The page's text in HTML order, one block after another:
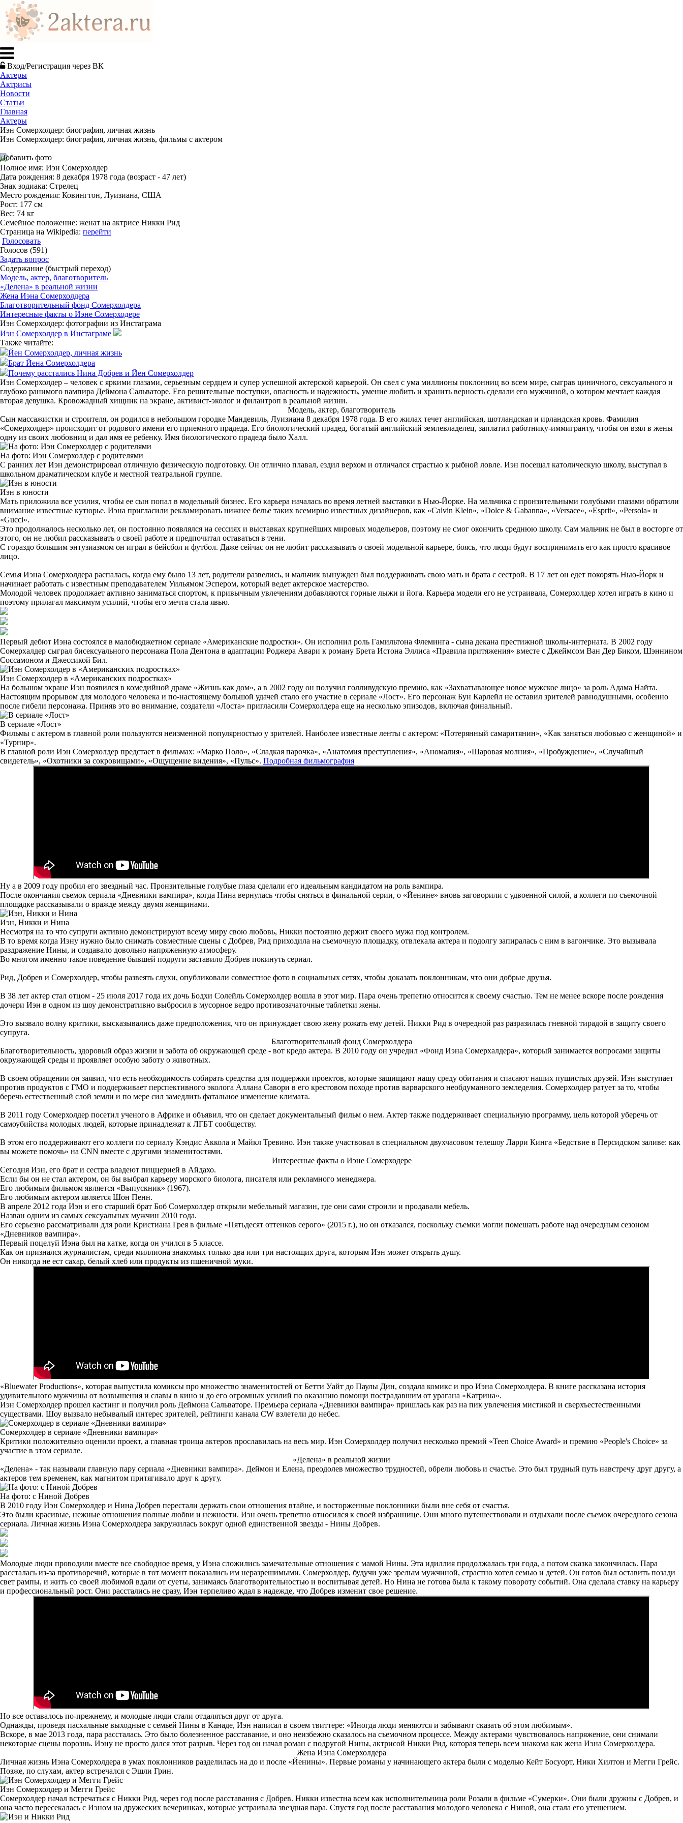
Вход/Регистрация через ВК
Актеры
Актрисы
Новости
Статьи
Главная
Актеры
Иэн Сомерхолдер: биография, личная жизнь
Иэн Сомерхолдер: биография, личная жизнь, фильмы с актером
Добавить фото
Полное имя: Иэн Сомерхолдер
Дата рождения: 8 декабря 1978 года (возраст - 47 лет)
Знак зодиака: Стрелец
Место рождения: Ковингтон, Луизиана, США
Рост: 177 см
Вес: 74 кг
Семейное положение: женат на актрисе Никки Рид
Страница на Wikipedia: перейти
Голосовать
Голосов (591)
Задать вопрос
Содержание (быстрый переход)
Модель, актер, благотворитель
«Делена» в реальной жизни
Жена Иэна Сомерхолдера
Благотворительный фонд Сомерхолдера
Интересные факты о Иэне Сомерходере
Иэн Сомерхолдер: фотографии из Инстaграма
Иэн Сомерхолдер в Инстаграме
Также читайте:
Йен Сомерхолдер, личная жизнь
Брат Йена Сомерхолдера
Почему расстались Нина Добрев и Йен Сомерхолдер
Иэн Сомерхолдер – человек с яркими глазами, серьезным сердцем и супер успешной актерской карьерой. Он свел с ума миллионы поклонниц во всем мире, сыграв циничного, сексуального и
глубоко ранимого вампира Деймона Сальваторе. Его решительные поступки, опасность и надежность, умение любить и хранить верность сделали его мужчиной, о котором мечтает каждая
вторая девушка. Кровожадный хищник на экране, активист-эколог и филантроп в реальной жизни.
Модель, актер, благотворитель
Сын массажистки и строителя, он родился в небольшом городке Мандевиль, Луизиана 8 декабря 1978 года. В его жилах течет английская, шотландская и ирландская кровь. Фамилия
«Сомерхолдер» происходит от родового имени его приемного прадеда. Его биологический прадед, богатый английский землевладелец, заплатил работнику-иммигранту, чтобы он взял в жены
одну из своих любовниц и дал имя ее ребенку. Имя биологического прадеда было Халл.
На фото: Иэн Сомерхолдер с родителями
С ранних лет Иэн демонстрировал отличную физическую подготовку. Он отлично плавал, ездил верхом и отличался страстью к рыбной ловле. Иэн посещал католическую школу, выступал в
школьном драматическом клубе и местной театральной группе.
Иэн в юности
Мать приложила все усилия, чтобы ее сын попал в модельный бизнес. Его карьера началась во время летней выставки в Нью-Йорке. На мальчика с пронзительными голубыми глазами обратили
внимание известные кутюрье. Иэна пригласили рекламировать нижнее белье таких всемирно известных дизайнеров, как «Calvin Klein», «Dolce & Gabanna», «Versace», «Esprit», «Persola» и
«Gucci».
Это продолжалось несколько лет, он постоянно появлялся на сессиях и выставках крупнейших мировых модельеров, поэтому не смог окончить среднюю школу. Сам мальчик не был в восторге от
этого, он не любил рассказывать о своей работе и предпочитал оставаться в тени.
С гораздо большим энтузиазмом он играл в бейсбол и футбол. Даже сейчас он не любит рассказывать о своей модельной карьере, боясь, что люди будут воспринимать его как просто красивое
лицо.
Семья Иэна Сомерхолдера распалась, когда ему было 13 лет, родители развелись, и мальчик вынужден был поддерживать свою мать и брата с сестрой. В 17 лет он едет покорять Нью-Йорк и
начинает работать с известным преподавателем Уильямом Эспером, который ведет актерское мастерство.
Молодой человек продолжает активно заниматься спортом, к привычным увлечениям добавляются горные лыжи и йога. Карьера модели его не устраивала, Сомерхолдер хотел играть в кино и
поэтому прилагал максимум усилий, чтобы его мечта стала явью.
Первый дебют Иэна состоялся в малобюджетном сериале «Американские подростки». Он исполнил роль Гамильтона Флеминга - сына декана престижной школы-интерната. В 2002 году
Сомерхалдер сыграл бисексуального персонажа Пола Дентона в адаптации Роджера Авари к роману Брета Истона Эллиса «Правила притяжения» вместе с Джеймсом Ван Дер Биком, Шэннином
Соссамоном и Джессикой Бил.
Иэн Сомерхолдер в «Американских подростках»
На большом экране Иэн появился в комедийной драме «Жизнь как дом», а в 2002 году он получил голливудскую премию, как «Захватывающее новое мужское лицо» за роль Адама Найта.
Настоящим прорывом для молодого человека и по-настоящему большой удачей стало его участие в сериале «Лост». Его персонаж Бун Карлейл не оставил зрителей равнодушными, особенно
после гибели персонажа. Приняв это во внимание, создатели «Лоста» пригласили Сомерхолдера еще на несколько эпизодов, включая финальный.
В сериале «Лост»
Фильмы с актером в главной роли пользуются неизменной популярностью у зрителей. Наиболее известные ленты с актером: «Потерянный самаритянин», «Как заняться любовью с женщиной» и
«Турнир».
В главной роли Иэн Сомерхолдер предстает в фильмах: «Марко Поло», «Сладкая парочка», «Анатомия преступления», «Аномалия», «Шаровая молния», «Пробуждение», «Случайный
свидетель», «Охотники за сокровищами», «Ощущение видения», «Пульс». Подробная фильмография
Ну а в 2009 году пробил его звездный час. Пронзительные голубые глаза сделали его идеальным кандидатом на роль вампира.
После окончания съемок сериала «Дневники вампира», когда Нина вернулась чтобы сняться в финальной серии, о «Йенине» вновь заговорили с удвоенной силой, а коллеги по съемочной
площадке рассказывали о вражде между двумя женщинами.
Иэн, Никки и Нина
Несмотря на то что супруги активно демонстрируют всему миру свою любовь, Никки постоянно держит своего мужа под контролем.
В то время когда Иэну нужно было снимать совместные сцены с Добрев, Рид приходила на съемочную площадку, отвлекала актера и подолгу запиралась с ним в вагончике. Это вызывала
раздражение Нины, и создавало довольно напряженную атмосферу.
Во многом именно такое поведение бывшей подруги заставило Добрев покинуть сериал.
Рид, Добрев и Сомерхолдер, чтобы развеять слухи, опубликовали совместное фото в социальных сетях, чтобы доказать поклонникам, что они добрые друзья.
В 38 лет актер стал отцом - 25 июля 2017 года их дочь Бодхи Солейль Сомерхолдер вошла в этот мир. Пара очень трепетно относится к своему счастью. Тем не менее вскоре после рождения
дочери Иэн в одном из шоу демонстративно выбросил в мусорное ведро противозачаточные таблетки жены.
Это вызвало волну критики, высказывались даже предположения, что он принуждает свою жену рожать ему детей. Никки Рид в очередной раз разразилась гневной тирадой в защиту своего
супруга.
Благотворительный фонд Сомерхолдера
Благотворительность, здоровый образ жизни и забота об окружающей среде - вот кредо актера. В 2010 году он учредил «Фонд Иэна Сомерхалдера», который занимается вопросами защиты
окружающей среды и проявляет особую заботу о животных.
В своем обращении он заявил, что есть необходимость собирать средства для поддержки проектов, которые защищают нашу среду обитания и спасают наших пушистых друзей. Иэн выступает
против продуктов с ГМО и поддерживает перспективного эколога Аллана Савори в его крестовом походе против варварского необдуманного земледелия. Сомерхолдер ратует за то, чтобы
беречь естественный слой земли и по мере сил замедлить фатальное изменение климата.
В 2011 году Сомерхолдер посетил ученого в Африке и объявил, что он сделает документальный фильм о нем. Актер также поддерживает специальную программу, цель которой уберечь от
самоубийства молодых людей, которые принадлежат к ЛГБТ сообществу.
В этом его поддерживают его коллеги по сериалу Кэндис Аккола и Майкл Тревино. Иэн также участвовал в специальном двухчасовом телешоу Ларри Кинга «Бедствие в Персидском заливе: как
вы можете помочь» на CNN вместе с другими знаменитостями.
Интересные факты о Иэне Сомерходере
Сегодня Иэн, его брат и сестра владеют пиццерией в Айдахо.
Если бы он не стал актером, он бы выбрал карьеру морского биолога, писателя или рекламного менеджера.
Его любимым фильмом является «Выпускник» (1967).
Его любимым актером является Шон Пенн.
В апреле 2012 года Иэн и его старший брат Боб Сомерхолдер открыли мебельный магазин, где они сами строили и продавали мебель.
Назван одним из самых сексуальных мужчин 2010 года.
Его серьезно рассматривали для роли Кристиана Грея в фильме «Пятьдесят оттенков серого» (2015 г.), но он отказался, поскольку съемки могли помешать работе над очередным сезоном
«Дневников вампира».
Первый поцелуй Иэна был на катке, когда он учился в 5 классе.
Как он признался журналистам, среди миллиона знакомых только два или три настоящих друга, которым Иэн может открыть душу.
Он никогда не ест сахар, белый хлеб или продукты из пшеничной муки.
«Bluewater Productions», которая выпустила комиксы про множество знаменитостей от Бетти Уайт до Паулы Дин, создала комикс и про Иэна Сомерхолдера. В книге рассказана история
удивительного мужчины от возвышения и славы в кино и до его огромных усилий по оказанию помощи пострадавшим от урагана «Катрина».
Иэн Сомерхолдер прошел кастинг и получил роль Деймона Сальваторе. Премьера сериала «Дневники вампира» пришлась как раз на пик увлечения мистикой и сверхъестественными
существами. Шоу вызвало небывалый интерес зрителей, рейтинги канала CW взлетели до небес.
Сомерхолдер в сериале «Дневники вампира»
Критики положительно оценили проект, а главная троица актеров прославилась на весь мир. Иэн Сомерхолдер получил несколько премий «Teen Choice Award» и премию «People's Choice» за
участие в этом сериале.
«Делена» в реальной жизни
«Делена» - так называли главную пару сериала «Дневники вампира». Деймон и Елена, преодолев множество трудностей, обрели любовь и счастье. Это был трудный путь навстречу друг другу, а
актеров тем временем, как магнитом притягивало друг к другу.
На фото: с Ниной Добрев
В 2010 году Иэн Сомерхолдер и Нина Добрев перестали держать свои отношения втайне, и восторженные поклонники были вне себя от счастья.
Это были красивые, нежные отношения полные любви и нежности. Иэн очень трепетно относился к своей избраннице. Они много путешествовали и отдыхали после съемок очередного сезона
сериала. Личная жизнь Иэна Сомерхолдера закружилась вокруг одной единственной звезды - Нины Добрев.
Молодые люди проводили вместе все свободное время, у Иэна сложились замечательные отношения с мамой Нины. Эта идиллия продолжалась три года, а потом сказка закончилась. Пара
рассталась из-за противоречий, которые в тот момент показались им неразрешимыми. Сомерхолдер, будучи уже зрелым мужчиной, страстно хотел семью и детей. Он готов был оставить позади
свет рампы, и жить со своей любимой вдали от суеты, занимаясь благотворительностью и воспитывая детей. Но Нина не готова была к такому повороту событий. Она сделала ставку на карьеру
и профессиональный рост. Они расстались не сразу, Иэн терпеливо ждал в надежде, что Добрев изменит свое решение.
Но все оставалось по-прежнему, и молодые люди стали отдаляться друг от друга.
Однажды, проведя пасхальные выходные с семьей Нины в Канаде, Иэн написал в своем твиттере: «Иногда люди меняются и забывают сказать об этом любимым».
Вскоре, в мае 2013 года, пара рассталась. Это было болезненное расставание, и оно неизбежно сказалось на съемочном процессе. Между актерами чувствовалось напряжение, они снимали
некоторые сцены порознь. Иэну не просто дался этот разрыв. Через год он начал роман с подругой Нины, актрисой Никки Рид, которая теперь всем знакома как жена Иэна Сомерхолдера.
Жена Иэна Сомерхолдера
Личная жизнь Иэна Сомерхолдера в умах поклонников разделилась на до и после «Йенины». Первые романы у начинающего актера были с моделью Кейт Босуорт, Ники Хилтон и Мегги Грейс.
Позже, по слухам, актер встречался с Эшли Грин.
Иэн Сомерхолдер и Мегги Грейс
Сомерхолдер начал встречаться с Никки Рид, через год после расставания с Добрев. Никки известна всем как исполнительница роли Розали в фильме «Сумерки». Они были дружны с Добрев, и
она часто пересекалась с Иэном на дружеских вечеринках, которые устраивала звездная пара. Спустя год после расставания молодого человека с Ниной, она стала его утешением.